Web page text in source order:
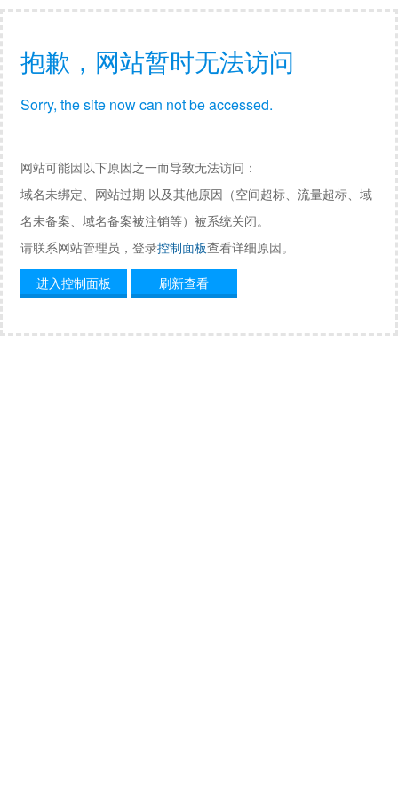
抱歉，网站暂时无法访问
Sorry, the site now can not be accessed.
网站可能因以下原因之一而导致无法访问：
域名未绑定、网站过期 以及其他原因（空间超标、流量超标、域
名未备案、域名备案被注销等）被系统关闭。
请联系网站管理员，登录控制面板查看详细原因。
进入控制面板
刷新查看